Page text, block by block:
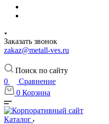
Заказать звонок
zakaz@metall-ves.ru
Поиск по сайту
0
Сравнение
0 Корзина
Каталог